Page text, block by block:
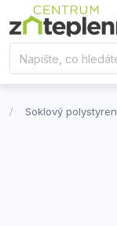
na
obsah
Soklový polystyren